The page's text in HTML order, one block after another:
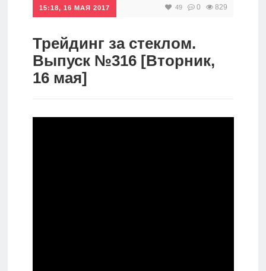
Инвестиции
Дивиденды
Волновой
15:18, 16 МАЯ 2017 49 0 829
Трейдинг за стеклом.
Выпуск №316 [Вторник,
16 мая]